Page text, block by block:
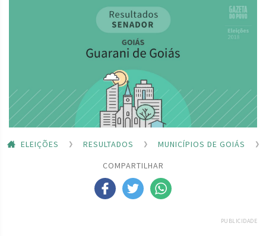
ELEIÇÕES RESULTADOS
MUNICÍPIOS DE GOIÁS
COMPARTILHAR
PUBLICIDADE